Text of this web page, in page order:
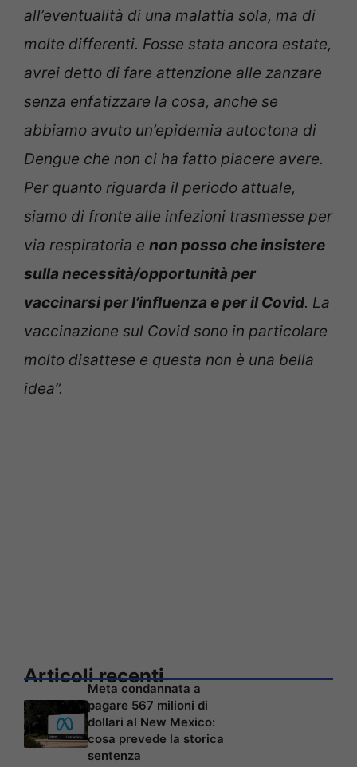
all’eventualità di una malattia sola, ma di
molte differenti. Fosse stata ancora estate,
avrei detto di fare attenzione alle zanzare
senza enfatizzare la cosa, anche se
abbiamo avuto un’epidemia autoctona di
Dengue che non ci ha fatto piacere avere.
Per quanto riguarda il periodo attuale,
siamo di fronte alle infezioni trasmesse per
via respiratoria e non posso che insistere
sulla necessità/opportunità per
vaccinarsi per l’influenza e per il Covid. La
vaccinazione sul Covid sono in particolare
molto disattese e questa non è una bella
idea”.
Articoli recenti
Meta condannata a
pagare 567 milioni di
dollari al New Mexico:
cosa prevede la storica
sentenza